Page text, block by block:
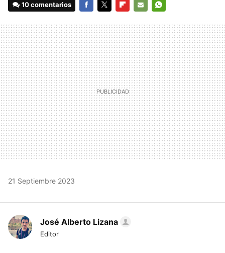
10 comentarios
MAIL
21 Septiembre 2023
José Alberto Lizana
Editor